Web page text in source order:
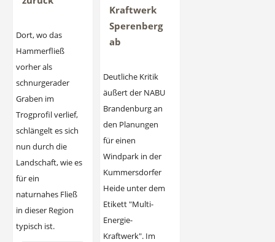
Dort, wo das
Hammerfließ
vorher als
schnurgerader
Graben im
Trogprofil verlief,
schlängelt es sich
nun durch die
Landschaft, wie es
für ein
naturnahes Fließ
in dieser Region
typisch ist.
Kraftwerk
Sperenberg
ab
Deutliche Kritik
äußert der NABU
Brandenburg an
den Planungen
für einen
Windpark in der
Kummersdorfer
Heide unter dem
Etikett "Multi-
Energie-
Kraftwerk". Im